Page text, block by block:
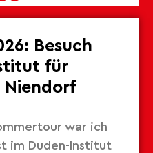
Besuch
für
Niendorf
war ich
im Duden-Institut